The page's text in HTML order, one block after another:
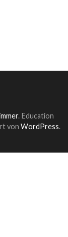
. Education
von WordPress.